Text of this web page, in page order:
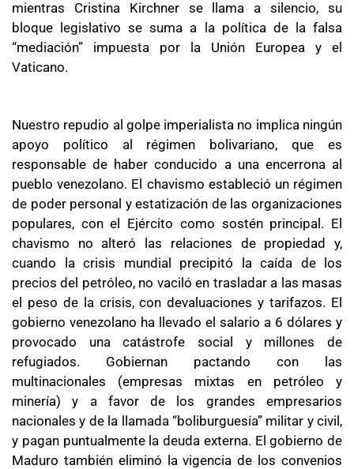
mientras Cristina Kirchner se llama a silencio, su
bloque legislativo se suma a la política de la falsa
“mediación” impuesta por la Unión Europea y el
Vaticano.
Nuestro repudio al golpe imperialista no implica ningún
apoyo político al régimen bolivariano, que es
responsable de haber conducido a una encerrona al
pueblo venezolano. El chavismo estableció un régimen
de poder personal y estatización de las organizaciones
populares, con el Ejército como sostén principal. El
chavismo no alteró las relaciones de propiedad y,
cuando la crisis mundial precipitó la caída de los
precios del petróleo, no vaciló en trasladar a las masas
el peso de la crisis, con devaluaciones y tarifazos. El
gobierno venezolano ha llevado el salario a 6 dólares y
provocado una catástrofe social y millones de
refugiados. Gobiernan pactando con las
multinacionales (empresas mixtas en petróleo y
minería) y a favor de los grandes empresarios
nacionales y de la llamada “boliburguesía” militar y civil,
y pagan puntualmente la deuda externa. El gobierno de
Maduro también eliminó la vigencia de los convenios